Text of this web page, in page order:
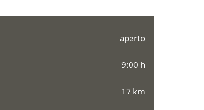
aperto
9:00 h
17 km